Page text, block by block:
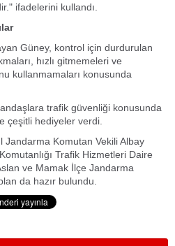
ifadelerini kullandı.
Güney, kontrol için durdurulan
hızlı gitmemeleri ve
kullanmamaları konusunda
trafik güvenliği konusunda
çeşitli hediyeler verdi.
Jandarma Komutan Vekili Albay
Trafik Hizmetleri Daire
ve Mamak İlçe Jandarma
da hazır bulundu.